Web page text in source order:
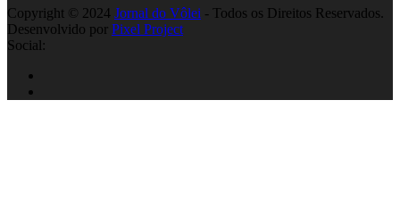
Copyright © 2024 Jornal do Vôlei - Todos os Direitos Reservados.
Desenvolvido por Pixel Project
Social: